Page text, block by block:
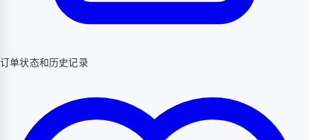
订单状态和历史记录